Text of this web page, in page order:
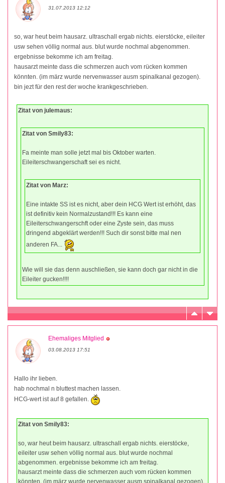
31.07.2013 12:12
so, war heut beim hausarz. ultraschall ergab nichts. eierstöcke, eileiter
usw sehen völlig normal aus. blut wurde nochmal abgenommen.
ergebnisse bekomme ich am freitag.
hausarzt meinte dass die schmerzen auch vom rücken kommen
könnten. (im märz wurde nervenwasser ausm spinalkanal gezogen).
bin jezt für den rest der woche krankgeschrieben.
Zitat von julemaus:
Zitat von Smily83:
Fa meinte man solle jetzt mal bis Oktober warten.
Eileiterschwangerschaft sei es nicht.
Zitat von Marz:
Eine intakte SS ist es nicht, aber dein HCG Wert ist erhöht, das
ist definitiv kein Normalzustand!!! Es kann eine
Eileiterschwangerschft oder eine Zyste sein, das muss
dringend abgeklärt werden!!! Such dir sonst bitte mal nen
anderen FA...
Wie will sie das denn auschließen, sie kann doch gar nicht in die
Eileiter gucken!!!!
Ehemaliges Mitglied
03.08.2013 17:51
Hallo ihr lieben.
hab nochmal n bluttest machen lassen.
HCG-wert ist auf 8 gefallen.
Zitat von Smily83:
so, war heut beim hausarz. ultraschall ergab nichts. eierstöcke,
eileiter usw sehen völlig normal aus. blut wurde nochmal
abgenommen. ergebnisse bekomme ich am freitag.
hausarzt meinte dass die schmerzen auch vom rücken kommen
könnten. (im märz wurde nervenwasser ausm spinalkanal gezogen).